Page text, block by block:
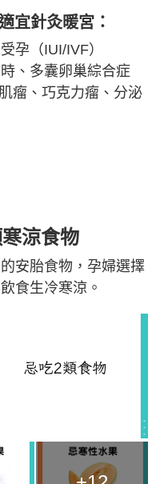
宜針灸暖宮：
孕（IUI/IVF）
、多囊卵巢綜合症
瘤、巧克力瘤、分泌
涼食物
安胎食物，孕婦選擇
食生冷寒涼。